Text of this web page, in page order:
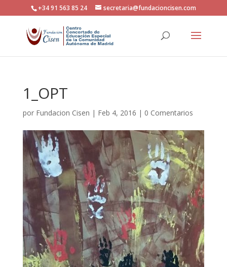
+34 91 563 85 24 secretaria@fundacioncisen.com
1_OPT
por Fundacion Cisen | Feb 4, 2016 | 0 Comentarios